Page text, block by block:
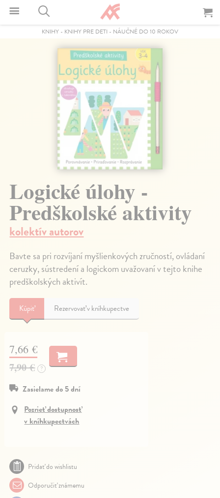
KNIHY - KNIHY PRE DETI - NÁUČNÉ DO 10 ROKOV
Logické úlohy -
Predškolské aktivity
kolektív autorov
Bavte sa pri rozvíjaní myšlienkových zručností, ovládaní
ceruzky, sústredení a logickom uvažovaní v tejto knihe
predškolských aktivít.
Kúpiť Rezervovať v kníhkupectve
7,66 €
7,90 € ?
Zasielame do 5 dní
Pozrieť dostupnosť
v kníhkupectvách
Pridať do wishlistu
Odporučiť známemu